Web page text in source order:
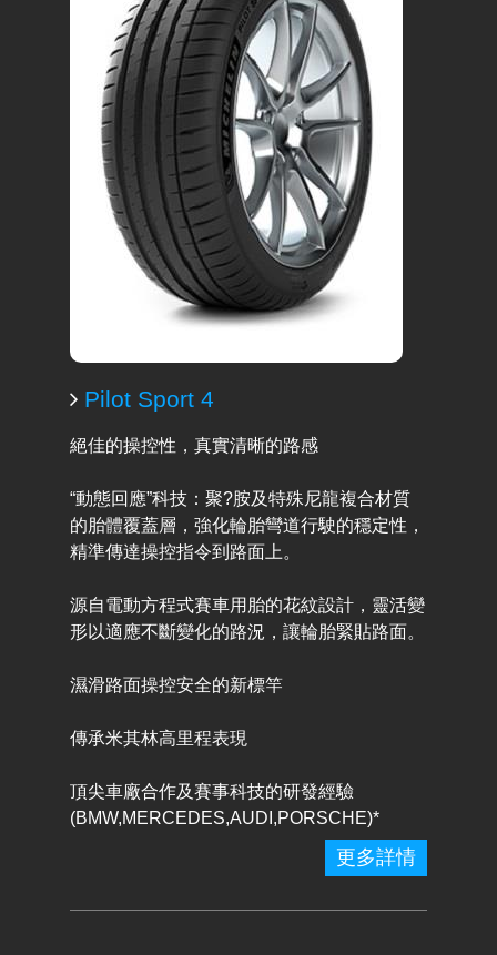
Pilot Sport 4
絕佳的操控性，真實清晰的路感
“動態回應”科技：聚?胺及特殊尼龍複合材質
的胎體覆蓋層，強化輪胎彎道行駛的穩定性，
精準傳達操控指令到路面上。
源自電動方程式賽車用胎的花紋設計，靈活變
形以適應不斷變化的路況，讓輪胎緊貼路面。
濕滑路面操控安全的新標竿
傳承米其林高里程表現
頂尖車廠合作及賽事科技的研發經驗
(BMW,MERCEDES,AUDI,PORSCHE)*
更多詳情